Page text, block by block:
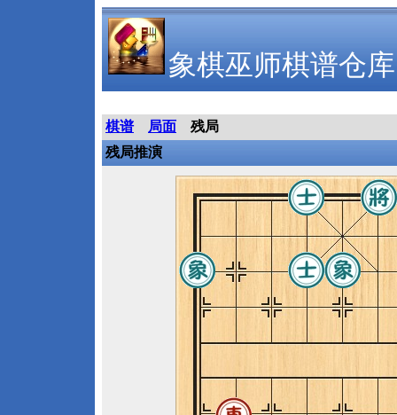
象棋巫师棋谱仓库
棋谱 局面
残局
残局推演